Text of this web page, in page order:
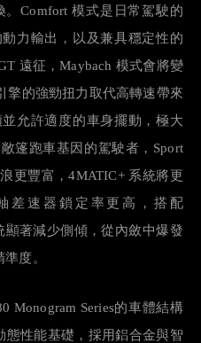
。Comfort模式是日常駕駛的
力輸出，以及兼具穩定性的
遠征，Maybach 模式會將變
擎的強勁扭力取代高轉速帶來
允許適度的車身擺動，極大
篷跑車基因的駕駛者， Sport
更豐富，4MATIC+ 系統將更
差速器鎖定率更高，搭配
顯著減少側傾，從內斂中爆發
度。
Monogram Series的車體結構
態性能基礎，採用鋁合金與智